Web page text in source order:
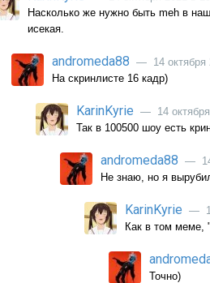
Насколько же нужно быть meh в
исекая.
andromeda88 — 14 октября
На скринлисте 16 кадр)
KarinKyrie — 14
Так в 100500 шоу есть
andromeda88 — 14
Не знаю, но я
KarinKyrie —
Как в том меме,
Точно)